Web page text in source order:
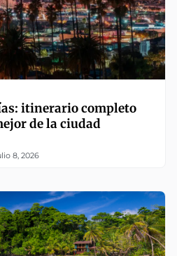
itinerario completo
de la ciudad
8, 2026